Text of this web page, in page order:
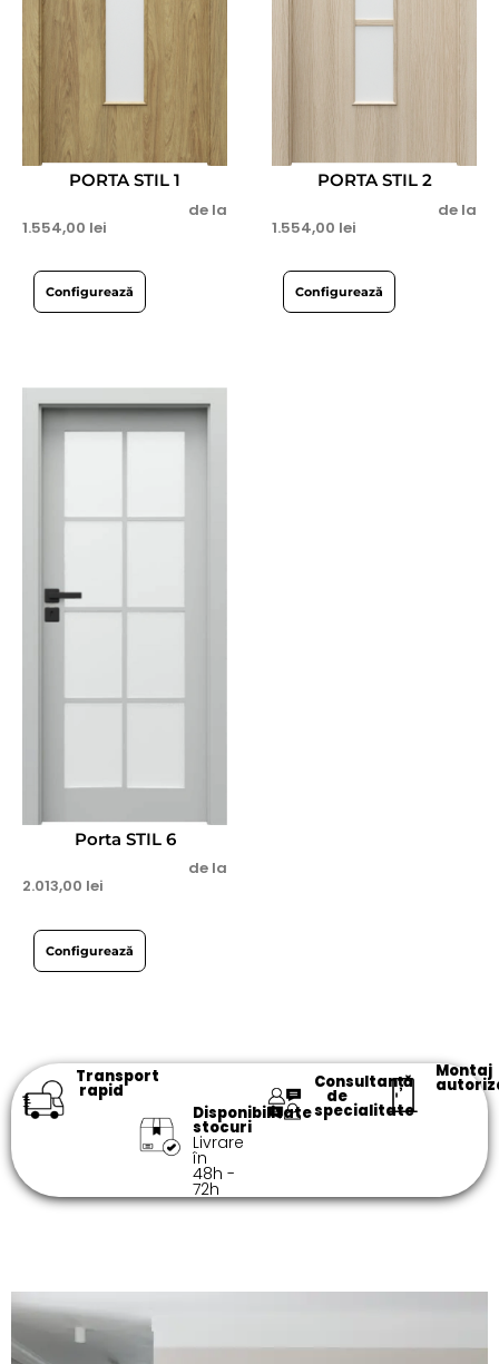
PORTA STIL 1
de la
1.554,00 lei
Configurează
PORTA STIL 2
de la
1.554,00 lei
Configurează
Porta STIL 6
de la
2.013,00 lei
Configurează
Transport
rapid
Disponibilitate
stocuri
Livrare
în
48h -
72h​
Consultanță
de
specialitate​
Montaj